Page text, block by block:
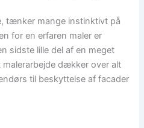
tænker mange instinktivt på
for en erfaren maler er
sidste lille del af en meget
dækker over alt
til beskyttelse af facader